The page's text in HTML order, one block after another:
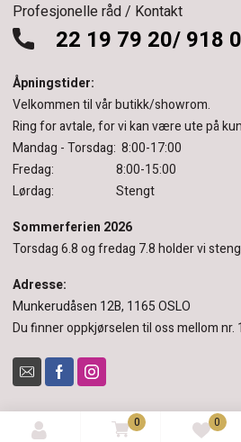
0 0
Profesjonelle råd / Kontakt
22 19 79 20/ 918
Åpningstider:
Velkommen til vår butikk/showrom.
Ring for avtale, for vi kan være ute på
Mandag - Torsdag: 8:00-17:00
Fredag: 8:00-15:00
Lørdag: Stengt
Sommerferien 2026
Torsdag 6.8 og fredag 7.8 holder vi
Adresse:
Munkerudåsen 12B, 1165 OSLO
Du finner oppkjørselen til oss mellom nr.